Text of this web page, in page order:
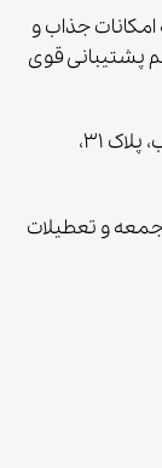
جذاب و
پشتیبانی قوی
۰۲۱۹۱۰۱۵۳۸۳ تهران،بزرگراه شهید لشگری غرب، پلاک ۳۱،
تا چهارشنبه: ۹ الی ۱۷ پنجشنبه: ۹ الی ۱۵ جمعه و تعطیلات